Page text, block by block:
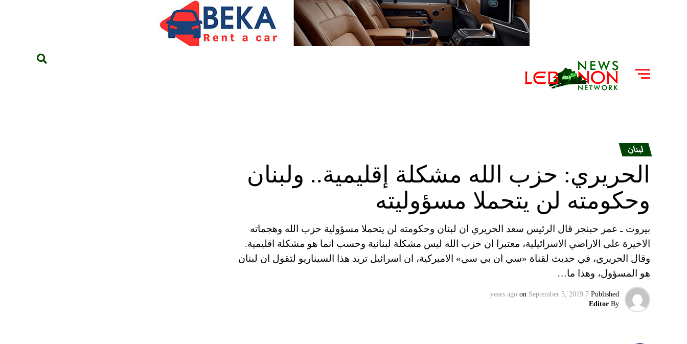
لبنان
الحريري: حزب الله مشكلة إقليمية.. ولبنان
وحكومته لن يتحملا مسؤوليته
بيروت ـ عمر حبنجر قال الرئيس سعد الحريري ان لبنان وحكومته لن يتحملا مسؤولية حزب الله وهجماته
الاخيرة على الاراضي الاسرائيلية، معتبرا ان حزب الله ليس مشكلة لبنانية وحسب انما هو مشكلة اقليمية.
وقال الحريري، في حديث لقناة «سي ان بي سي» الاميركية، ان اسرائيل تريد هذا السيناريو لتقول ان لبنان
هو المسؤول، وهذا ما…
Published
7 years ago
on September 5, 2019
By
Editor